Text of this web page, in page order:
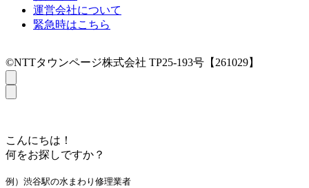
運営会社について
緊急時はこちら
©NTTタウンページ株式会社 TP25-193号【261029】
こんにちは！
何をお探しですか？
例）渋谷駅の水まわり修理業者